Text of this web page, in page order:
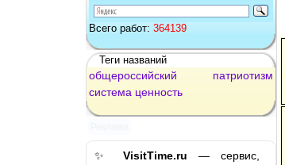
Всего работ: 364139
Теги названий
общероссийский
патриотизм
система ценность
✨ VisitTime.ru — сервис,